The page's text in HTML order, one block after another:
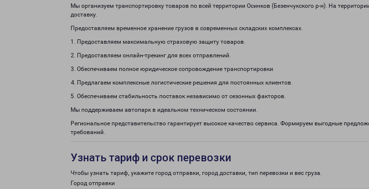
Мы организуем транспортировку товаров по всей территории Осинков (Безенчукского р-н). На
доставку.
Предоставляем временное хранение грузов в современных складских комплексах.
1. Предоставляем максимальную страховую защиту товаров.
2. Предоставляем онлайн-трекинг для всех отправлений.
3. Обеспечиваем полное юридическое сопровождение транспортировки.
4. Предлагаем комплексные логистические решения для постоянных клиентов.
5. Обеспечиваем стабильность поставок независимо от сезонных факторов.
Мы поддерживаем автопарк в идеальном техническом состоянии.
Региональное представительство гарантирует высокое качество сервиса. Формируем выгодные
требований.
Узнать тариф и срок перевозки
Чтобы узнать тариф, укажите город отправки, город доставки, тип перевозки и вес груза.
Город отправки